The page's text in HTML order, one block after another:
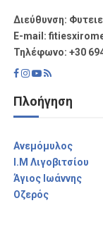
Διεύθυνση:
Ε-mail:
Τηλέφωνο: +30
Πλοήγηση
Aνεμόμυλος
I.M Λιγοβιτσίου
Άγιος Ιωάννης
Οζερός